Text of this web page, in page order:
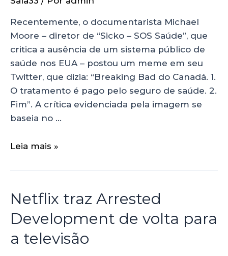
Recentemente, o documentarista Michael
Moore – diretor de “Sicko – SOS Saúde”, que
critica a ausência de um sistema público de
saúde nos EUA – postou um meme em seu
Twitter, que dizia: “Breaking Bad do Canadá. 1.
O tratamento é pago pelo seguro de saúde. 2.
Fim”. A crítica evidenciada pela imagem se
baseia no …
Leia mais »
Netflix traz Arrested
Development de volta para
a televisão